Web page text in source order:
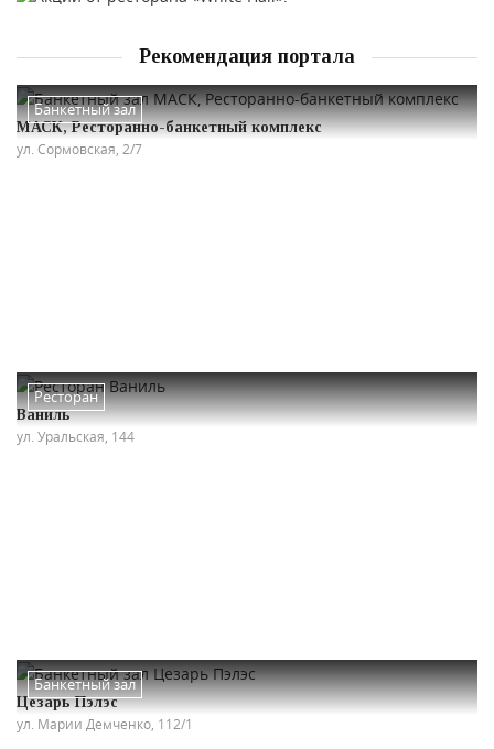
Рекомендация портала
Банкетный зал
МАСК, Ресторанно-банкетный комплекс
ул. Сормовская, 2/7
Ресторан
Ваниль
ул. Уральская, 144
Банкетный зал
Цезарь Пэлэс
ул. Марии Демченко, 112/1